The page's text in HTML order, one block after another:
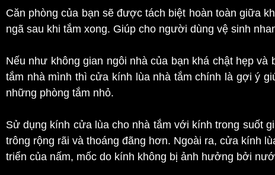
Căn phòng của bạn sẽ được tách biệt hoàn toàn giữa
ngã sau khi tắm xong. Giúp cho người dùng vệ sinh
Nếu như không gian ngôi nhà của bạn khá chật hẹp
tắm nhà mình thì cửa kính lùa nhà tắm chính là gợi ý
những phòng tắm nhỏ.
Sử dụng kính cửa lùa cho nhà tắm với kính trong suốt
trông rộng rãi và thoáng đãng hơn. Ngoài ra, cửa kính
triển của nấm, mốc do kính không bị ảnh hưởng bởi